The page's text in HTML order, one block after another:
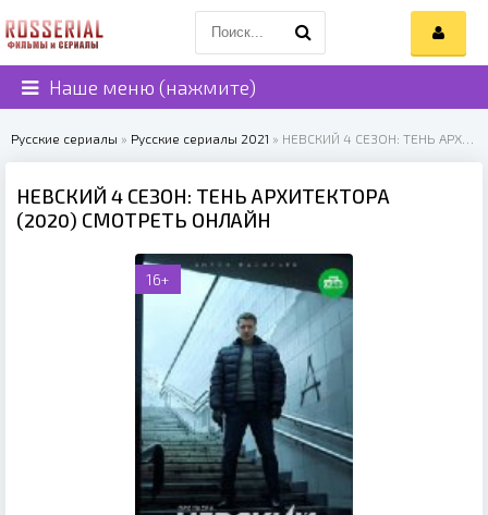
Наше меню (нажмите)
Русские сериалы » Русские сериалы 2021 » НЕВСКИЙ 4 СЕЗОН: ТЕНЬ АРХИТЕКТОРА (2020)
НЕВСКИЙ 4 СЕЗОН: ТЕНЬ АРХИТЕКТОРА
(2020) СМОТРЕТЬ ОНЛАЙН
16+